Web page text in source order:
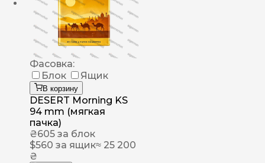
Фасовка:
Блок
Ящик
В корзину
DESERT Morning KS
94 mm (мягкая
пачка)
₴605 за блок
$560 за ящик≈ 25 200
₴